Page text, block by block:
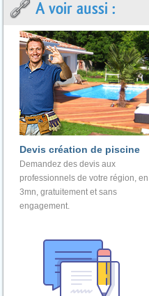
A voir aussi :
Devis création de piscine
Demandez des devis aux
professionnels de votre région, en
3mn, gratuitement et sans
engagement.